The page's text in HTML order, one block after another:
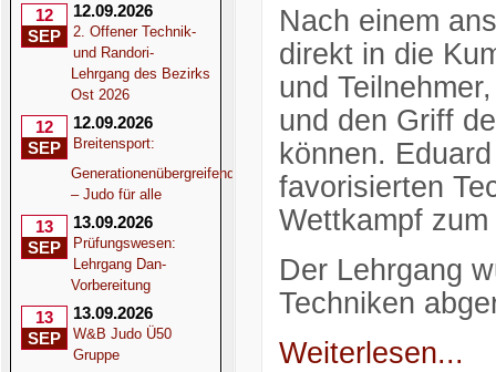
12
SEP
12.09.2026
2. Offener Technik-
und Randori-
Lehrgang des Bezirks
Ost 2026
12
SEP
12.09.2026
Breitensport:
Generationenübergreifend
– Judo für alle
13
SEP
13.09.2026
Prüfungswesen:
Lehrgang Dan-
Vorbereitung
13
SEP
13.09.2026
W&B Judo Ü50
Gruppe
Nach einem
direkt in die
und
und den Griff
können.
favorisierten
Wettkampf
Der Lehrgang
Techniken
Weiterlesen...